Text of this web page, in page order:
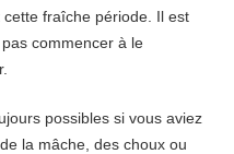
fraîche période. Il est
commencer à le
possibles si vous aviez
la mâche, des choux ou